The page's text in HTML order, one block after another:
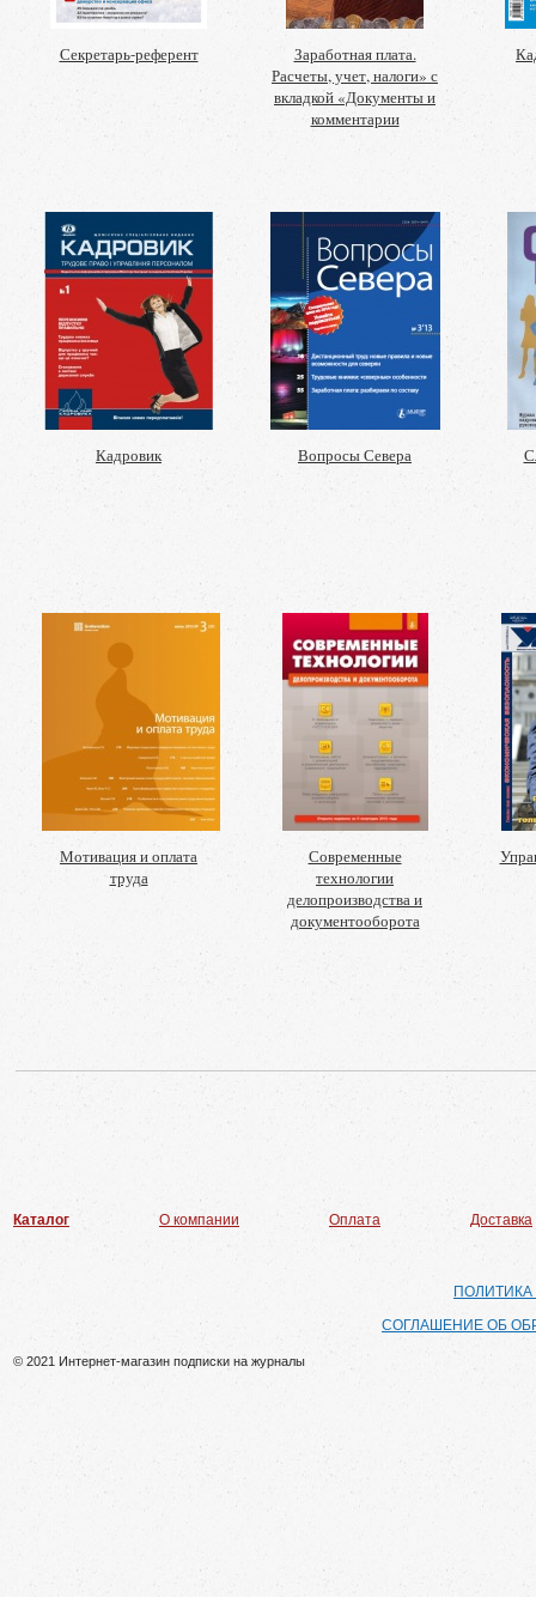
Секретарь-референт
Заработная плата.
Расчеты, учет, налоги» с
вкладкой «Документы и
комментарии
Кадровик Вопросы Севера
Мотивация и оплата
труда
Современные
технологии
делопроизводства и
документооборота
Каталог О компании Оплата Доставка
СОГЛАШЕНИЕ ОБ
© 2021 Интернет-магазин подписки на журналы